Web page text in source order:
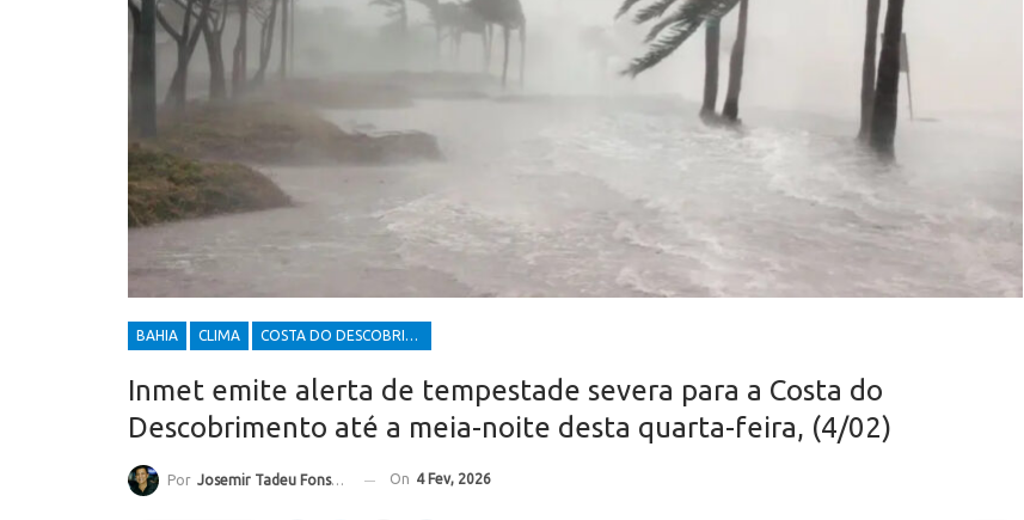
BAHIA CLIMA COSTA DO DESCOBRIMENTO
Inmet emite alerta de tempestade severa para a Costa do
Descobrimento até a meia-noite desta quarta-feira, (4/02)
Por Josemir Tadeu Fonseca On 4 Fev, 2026